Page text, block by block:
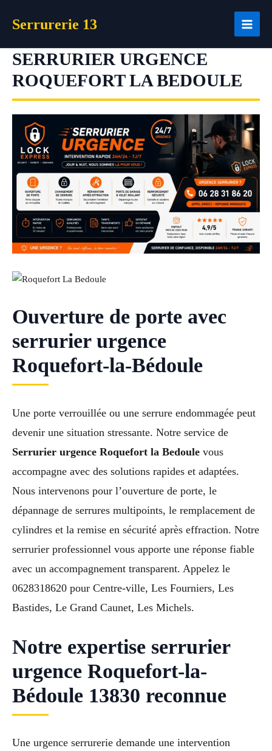
Serrurerie 13
SERRURIER URGENCE
ROQUEFORT LA BEDOULE
Ouverture de porte avec
serrurier urgence
Roquefort-la-Bédoule
Une porte verrouillée ou une serrure endommagée peut
devenir une situation stressante. Notre service de
Serrurier urgence Roquefort la Bedoule vous
accompagne avec des solutions rapides et adaptées.
Nous intervenons pour l’ouverture de porte, le
dépannage de serrures multipoints, le remplacement de
cylindres et la remise en sécurité après effraction. Notre
serrurier professionnel vous apporte une réponse fiable
avec un accompagnement transparent. Appelez le
0628318620 pour Centre-ville, Les Fourniers, Les
Bastides, Le Grand Caunet, Les Michels.
Notre expertise serrurier
urgence Roquefort-la-
Bédoule 13830 reconnue
Une urgence serrurerie demande une intervention